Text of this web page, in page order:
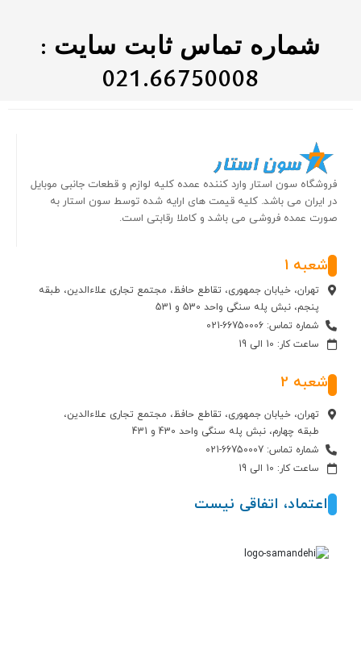
شماره تماس ثابت سایت :
021.66750008
فروشگاه سون استار وارد کننده عمده کلیه لوازم و قطعات جانبی موبایل
در ایران می باشد. کلیه قیمت های ارایه شده توسط سون استار به
صورت عمده فروشی می باشد و کاملا رقابتی است.
شعبه 1
تهران، خیابان جمهوری، تقاطع حافظ، مجتمع تجاری علاءالدین، طبقه
پنجم، نبش پله سنگی واحد 530 و 531
شماره تماس: 66750006-021
ساعت کار: 10 الی 19
شعبه 2
تهران، خیابان جمهوری، تقاطع حافظ، مجتمع تجاری علاءالدین،
طبقه چهارم، نبش پله سنگی واحد 430 و 431
شماره تماس: 66750007-021
ساعت کار: 10 الی 19
اعتماد، اتفاقی نیست